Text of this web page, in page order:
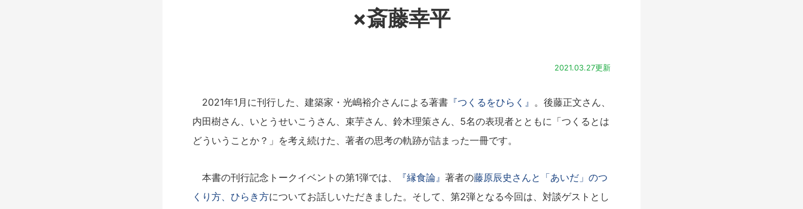
×斎藤幸平
2021.03.27更新
2021年1月に刊行した、建築家・光嶋裕介さんによる著書 『つくるをひらく』 。後藤正文さん、
内田樹さん、いとうせいこうさん、束芋さん、鈴木理策さん、5名の表現者とともに「つくるとは
どういうことか？」を考え続けた、著者の思考の軌跡が詰まった一冊です。
本書の刊行記念トークイベントの第1弾では、 『縁食論』 著者の藤原辰史さんと「あいだ」のつ
くり方、ひらき方についてお話しいただきました。そして、第2弾となる今回は、対談ゲストとし